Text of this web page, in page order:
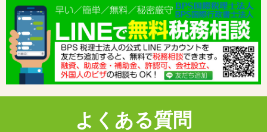
よくある質問